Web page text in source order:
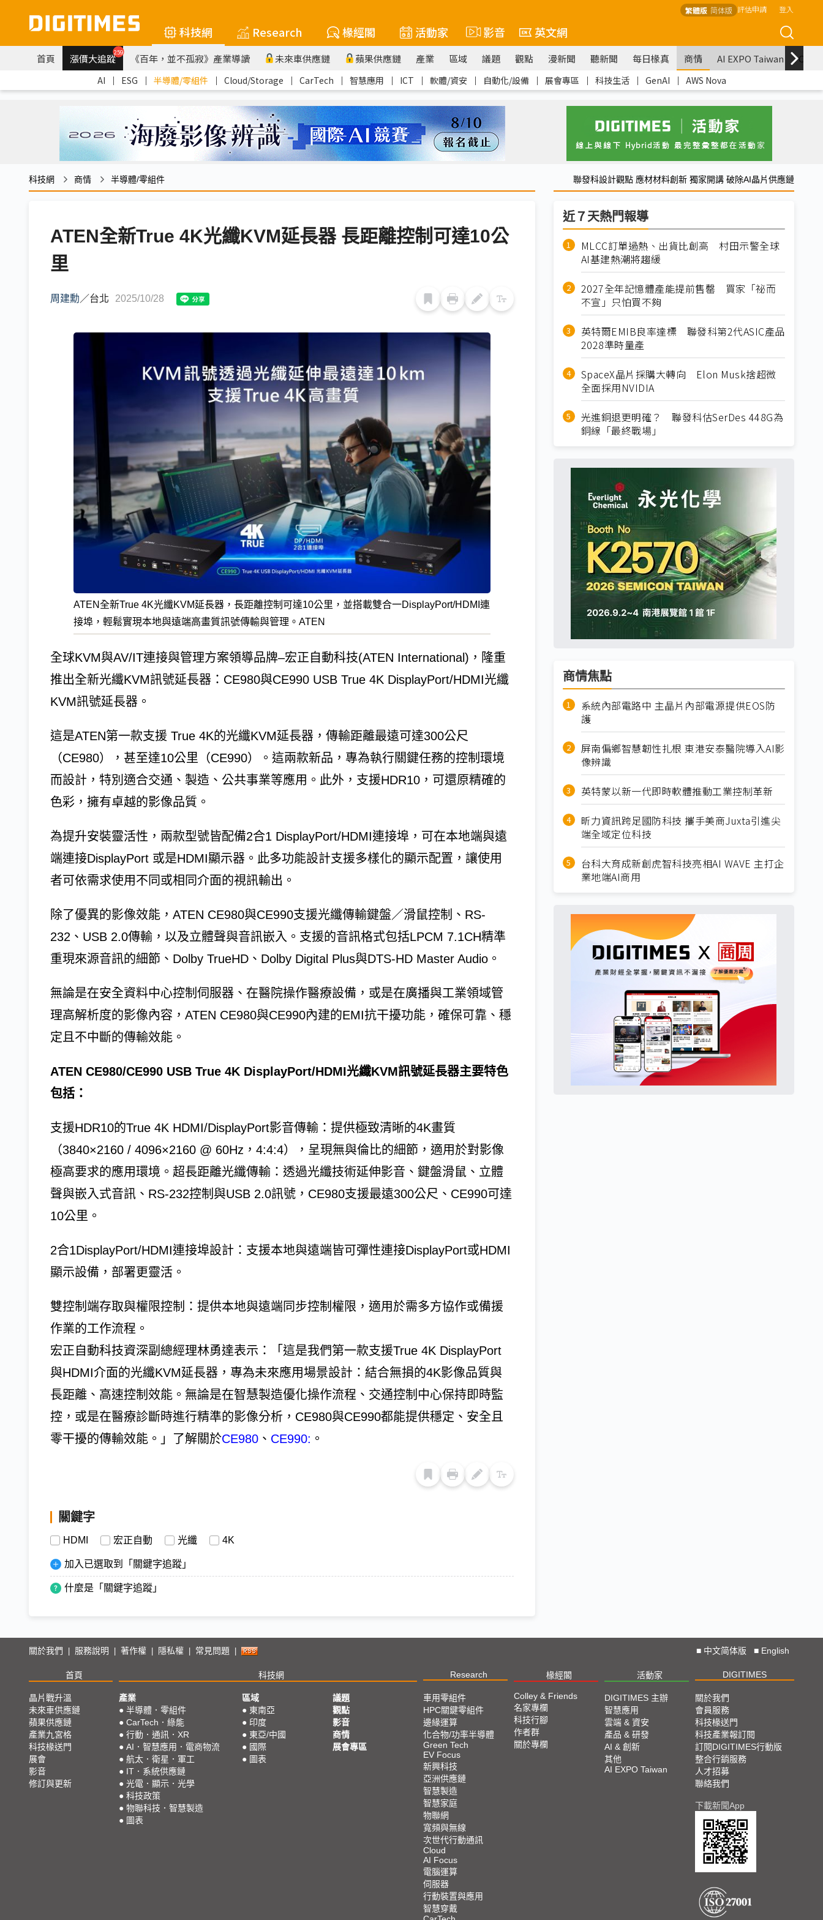
繁體版 简体版 評估申請 登入
科技網 Research 椽經閣 活動家 影音 英文網
首頁 漲價大追蹤259 《百年，並不孤寂》產業導讀 未來車供應鏈 蘋果供應鏈 產業 區域 議題 觀點 漫新聞 聽新聞 每日椽真 商情 AI EXPO Taiwan
AI ｜ ESG ｜ 半導體/零組件 ｜ Cloud/Storage ｜ CarTech ｜ 智慧應用 ｜ ICT ｜ 軟體/資安 ｜ 自動化/設備 ｜ 展會專區 ｜ 科技生活 ｜ GenAI ｜ AWS Nova
科技網 商情 半導體/零組件 聯發科設計觀點 應材材料創新 獨家開講 破除AI晶片供應鏈
ATEN全新True 4K光纖KVM延長器 長距離控制可達10公
里
周建勳 ／台北 2025/10/28
ATEN全新True 4K光纖KVM延長器，長距離控制可達10公里，並搭載雙合一DisplayPort/HDMI連
接埠，輕鬆實現本地與遠端高畫質訊號傳輸與管理。ATEN
全球KVM與AV/IT連接與管理方案領導品牌–宏正自動科技(ATEN International)，隆重
推出全新光纖KVM訊號延長器：CE980與CE990 USB True 4K DisplayPort/HDMI光纖
KVM訊號延長器。
這是ATEN第一款支援 True 4K的光纖KVM延長器，傳輸距離最遠可達300公尺
（CE980），甚至達10公里（CE990）。這兩款新品，專為執行關鍵任務的控制環境
而設計，特別適合交通、製造、公共事業等應用。此外，支援HDR10，可還原精確的
色彩，擁有卓越的影像品質。
為提升安裝靈活性，兩款型號皆配備2合1 DisplayPort/HDMI連接埠，可在本地端與遠
端連接DisplayPort 或是HDMI顯示器。此多功能設計支援多樣化的顯示配置，讓使用
者可依需求使用不同或相同介面的視訊輸出。
除了優異的影像效能，ATEN CE980與CE990支援光纖傳輸鍵盤／滑鼠控制、RS-
232、USB 2.0傳輸，以及立體聲與音訊嵌入。支援的音訊格式包括LPCM 7.1CH精準
重現來源音訊的細節、Dolby TrueHD、Dolby Digital Plus與DTS-HD Master Audio。
無論是在安全資料中心控制伺服器、在醫院操作醫療設備，或是在廣播與工業領域管
理高解析度的影像內容，ATEN CE980與CE990內建的EMI抗干擾功能，確保可靠、穩
定且不中斷的傳輸效能。
ATEN CE980/CE990 USB True 4K DisplayPort/HDMI光纖KVM訊號延長器主要特色
包括：
支援HDR10的True 4K HDMI/DisplayPort影音傳輸：提供極致清晰的4K畫質
（3840×2160 / 4096×2160 @ 60Hz，4:4:4），呈現無與倫比的細節，適用於對影像
極高要求的應用環境。超長距離光纖傳輸：透過光纖技術延伸影音、鍵盤滑鼠、立體
聲與嵌入式音訊、RS-232控制與USB 2.0訊號，CE980支援最遠300公尺、CE990可達
10公里。
2合1DisplayPort/HDMI連接埠設計：支援本地與遠端皆可彈性連接DisplayPort或HDMI
顯示設備，部署更靈活。
雙控制端存取與權限控制：提供本地與遠端同步控制權限，適用於需多方協作或備援
作業的工作流程。
宏正自動科技資深副總經理林勇達表示：「這是我們第一款支援True 4K DisplayPort
與HDMI介面的光纖KVM延長器，專為未來應用場景設計：結合無損的4K影像品質與
長距離、高速控制效能。無論是在智慧製造優化操作流程、交通控制中心保持即時監
控，或是在醫療診斷時進行精準的影像分析，CE980與CE990都能提供穩定、安全且
零干擾的傳輸效能。」了解關於CE980 、 CE990: 。
關鍵字
HDMI 宏正自動 光纖 4K
加入已選取到「關鍵字追蹤」
什麼是「關鍵字追蹤」
近７天熱門報導
MLCC訂單過熱、出貨比創高 村田示警全球
AI基建熱潮將趨緩
2027全年記憶體產能提前售罄 買家「祕而
不宣」只怕買不夠
英特爾EMIB良率達標 聯發科第2代ASIC產品
2028準時量產
SpaceX晶片採購大轉向 Elon Musk捨超微
全面採用NVIDIA
光進銅退更明確？ 聯發科估SerDes 448G為
銅線「最終戰場」
商情焦點
系統內部電路中 主晶片內部電源提供EOS防
護
屏南偏鄉智慧韌性扎根 東港安泰醫院導入AI影
像辨識
英特蒙以新一代即時軟體推動工業控制革新
昕力資訊跨足國防科技 攜手美商Juxta引進尖
端全域定位科技
台科大育成新創虎智科技亮相AI WAVE 主打企
業地端AI商用
關於我們 服務說明 著作權 隱私權 常見問題 ■ 中文简体版 ■ English
首頁 科技網 Research 椽經閣 活動家 DIGITIMES
晶片戰升溫
未來車供應鏈
蘋果供應鏈
產業九宮格
科技椽送門
展會
影音
修訂與更新
產業
● 半導體．零組件
● CarTech．綠能
● 行動．通訊．XR
● AI．智慧應用．電商物流
● 航太．衛星．軍工
● IT．系統供應鏈
● 光電．顯示．光學
● 科技政策
● 物聯科技．智慧製造
● 圖表
區域
● 東南亞
● 印度
● 東亞/中國
● 國際
● 圖表
議題
觀點
影音
商情
展會專區
車用零組件
HPC關鍵零組件
邊緣運算
化合物/功率半導體
Green Tech
EV Focus
新興科技
亞洲供應鏈
智慧製造
智慧家庭
物聯網
寬頻與無線
次世代行動通訊
Cloud
AI Focus
電腦運算
伺服器
行動裝置與應用
智慧穿戴
Colley & Friends
名家專欄
科技行腳
作者群
關於專欄
DIGITIMES 主辦
智慧應用
雲端 & 資安
產品 & 研發
AI & 創新
其他
AI EXPO Taiwan
關於我們
會員服務
科技椽送門
科技產業報訂閱
訂閱DIGITIMES行動版
整合行銷服務
人才招募
聯絡我們
下載新聞App